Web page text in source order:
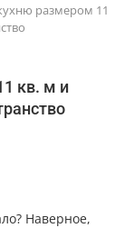
размером 11
кв. м и
Наверное,